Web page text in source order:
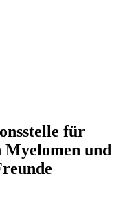
für
und